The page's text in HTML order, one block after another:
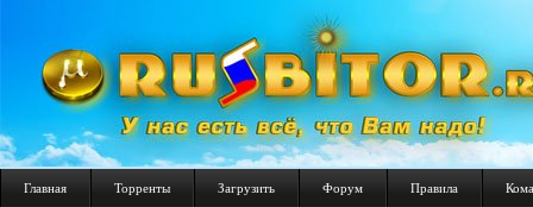
Главная Торренты Загрузить Форум Правила